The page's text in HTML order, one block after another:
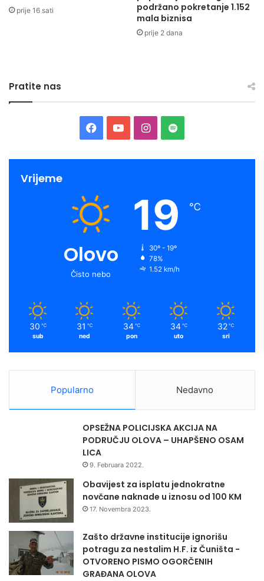
prije 16 sati
podržano pokretanje 1.152
mala biznisa
prije 2 dana
Pratite nas
Facebook
YouTubeInstagram
Spotify
Vrijeme
Olovo
Čisto nebo
19 ℃
30º - 19º
78%
1.52 km/h
30 ℃
sub
31 ℃
ned
34 ℃
pon
34 ℃
uto
32 ℃
sri
Popularno Nedavno
OPSEŽNA POLICIJSKA AKCIJA NA
PODRUČJU OLOVA – UHAPŠENO OSAM
LICA
9. Februara 2022.
Obavijest za isplatu jednokratne
novčane naknade u iznosu od 100 KM
17. Novembra 2023.
Zašto državne institucije ignorišu
potragu za nestalim H.F. iz Čuništa -
OTVORENO PISMO OGORČENIH
GRAĐANA OLOVA